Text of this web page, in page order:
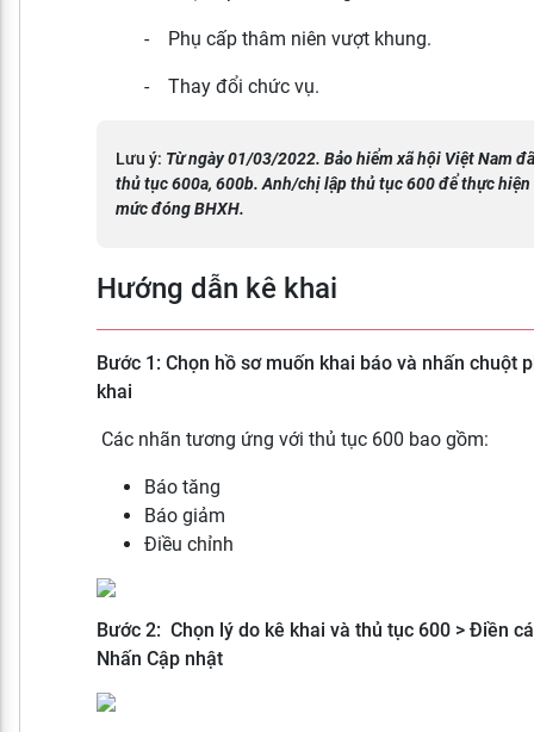
- Phụ cấp thâm niên vượt khung.
- Thay đổi chức vụ.
Lưu ý: Từ ngày 01/03/2022. Bảo hiểm xã hội Việt Nam
thủ tục 600a, 600b. Anh/chị lập thủ tục 600 để thực
mức đóng BHXH.
Hướng dẫn kê khai
Bước 1: Chọn hồ sơ muốn khai báo và nhấn chuột
khai
Các nhãn tương ứng với thủ tục 600 bao gồm:
Báo tăng
Báo giảm
Điều chỉnh
Bước 2: Chọn lý do kê khai và thủ tục 600 > Điền
Nhấn Cập nhật